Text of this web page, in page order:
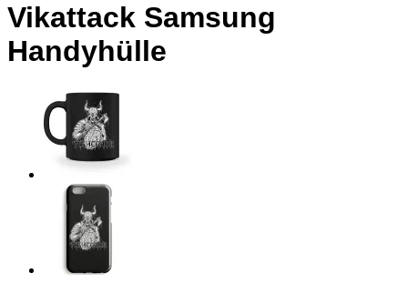
Vikattack Samsung
Handyhülle